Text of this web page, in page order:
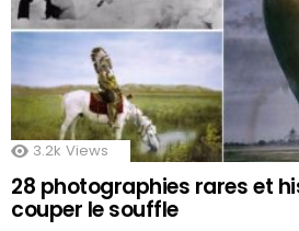
3.2k Views
28 photographies rares et
couper le souffle